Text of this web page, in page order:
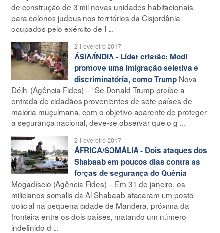
de construção de 3 mil novas unidades habitacionais
para colonos judeus nos territórios da Cisjordânia
ocupados pelo exército de I ...
2 Fevereiro 2017
ÁSIA/ÍNDIA - Líder cristão: Modi
promove uma imigração seletiva e
discriminatória, como Trump Nova
Délhi (Agência Fides) – “Se Donald Trump proíbe a
entrada de cidadãos provenientes de sete países de
maioria muçulmana, com o objetivo aparente de proteger
a segurança nacional, deve-se observar que o g ...
2 Fevereiro 2017
ÁFRICA/SOMÁLIA - Dois ataques dos
Shabaab em poucos dias contra as
forças de segurança do Quênia
Mogadíscio (Agência Fides) – Em 31 de janeiro, os
milicianos somalis da Al Shabaab atacaram um posto
policial na pequena cidade de Mandera, próxima da
fronteira entre os dois países, matando um número
indefinido d ...